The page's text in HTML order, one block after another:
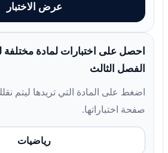
عرض الاختبار
احصل على اختبارات لمادة مختلفة
الفصل الثالث
اضغط على المادة التي تريدها ليتم
صفحة اختباراتها.
رياضيات